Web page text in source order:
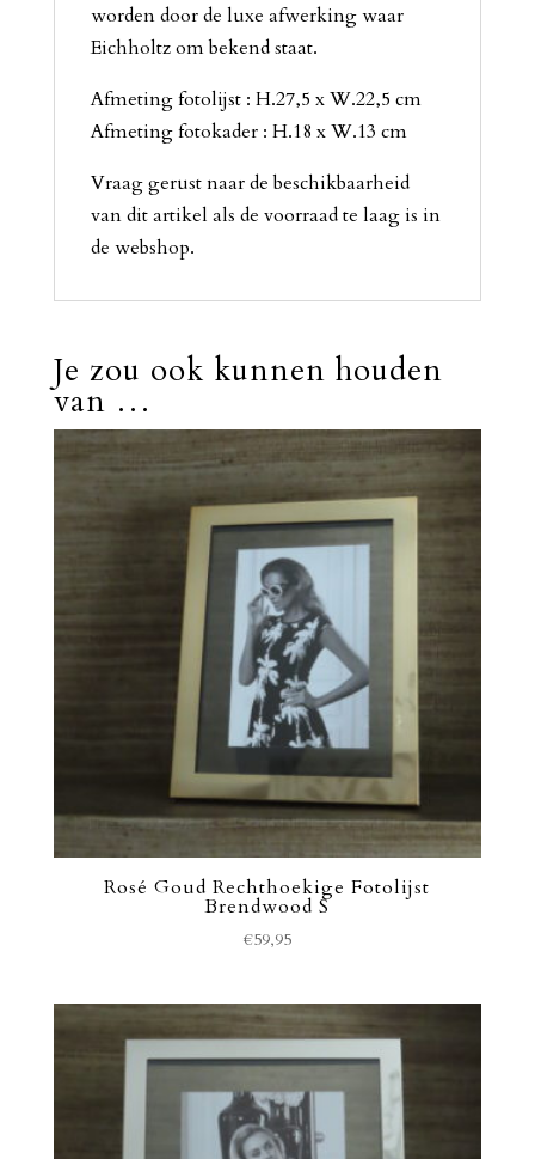
worden door de luxe afwerking waar
Eichholtz om bekend staat.
Afmeting fotolijst : H.27,5 x W.22,5 cm
Afmeting fotokader : H.18 x W.13 cm
Vraag gerust naar de beschikbaarheid
van dit artikel als de voorraad te laag is in
de webshop.
Je zou ook kunnen houden
van …
Rosé Goud Rechthoekige Fotolijst
Brendwood S
€59,95